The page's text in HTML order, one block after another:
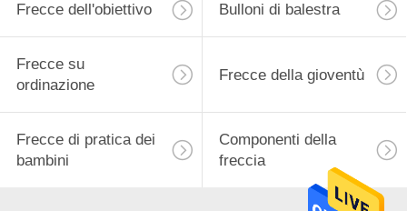
Frecce dell'obiettivo Bulloni di balestra
Frecce su
ordinazione
Frecce della gioventù
Frecce di pratica dei
bambini
Componenti della
freccia